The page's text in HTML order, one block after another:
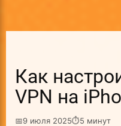
Как
VPN на
📅9 июля 2025⏱5 минут